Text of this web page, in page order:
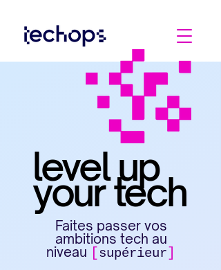
level up
your tech
level up
your tech
Faites passer vos
ambitions tech au
niveau [supérieur]